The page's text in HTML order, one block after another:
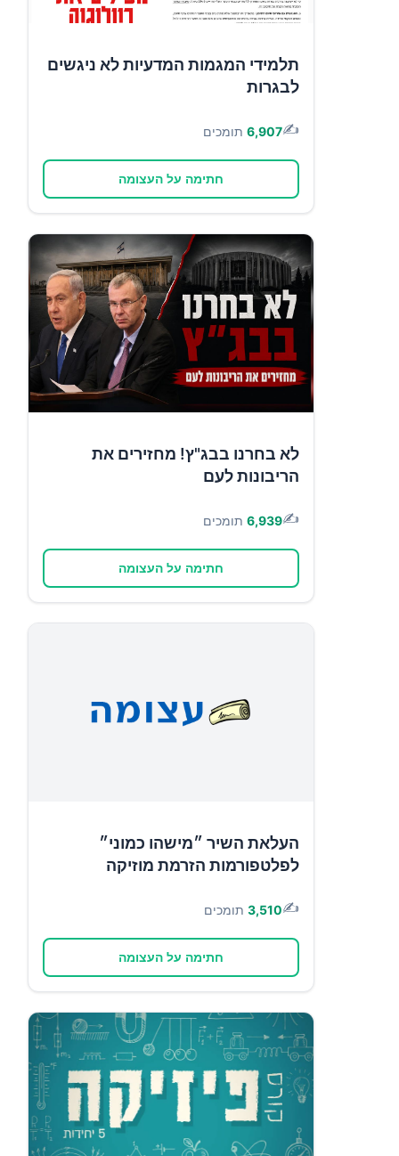
תלמידי המגמות המדעיות לא ניגשים
לבגרות
✍️
6,907 תומכים
חתימה על העצומה
לא בחרנו בבג"ץ! מחזירים את
הריבונות לעם
✍️
6,939 תומכים
חתימה על העצומה
העלאת השיר ״מישהו כמוני״
לפלטפורמות הזרמת מוזיקה
✍️
3,510 תומכים
חתימה על העצומה